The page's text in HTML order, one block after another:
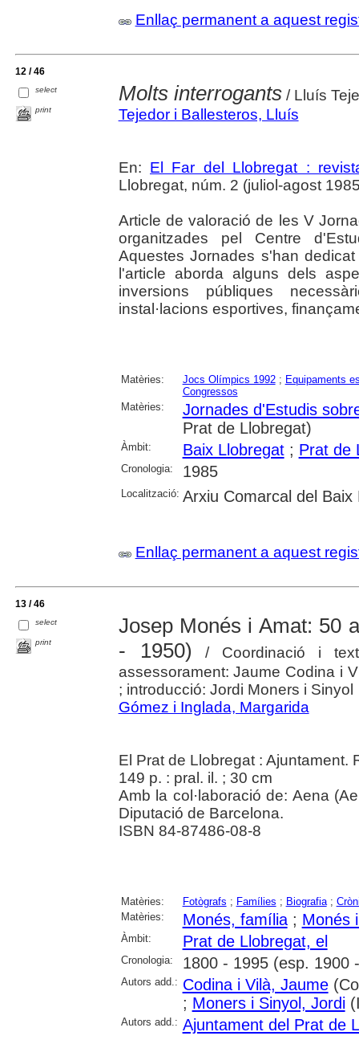
Enllaç permanent a aquest
12 / 46
select
print
Molts interrogants/ Lluís
Tejedor i Ballesteros, Lluís
En: El Far del Llobregat :
Llobregat, núm. 2 (juliol-agost
Article de valoració de les V
organitzades pel Centre
Aquestes Jornades s'han
l'article aborda alguns dels
inversions públiques
instal·lacions esportives,
Matèries: Jocs Olímpics 1992; Equipaments
Congressos
Matèries:
Jornades d'Estudis
Prat de Llobregat)
Àmbit: Baix Llobregat; Prat de
Cronologia: 1985
Localització: Arxiu Comarcal del Baix
Enllaç permanent a aquest
13 / 46
select
print
Josep Monés i Amat: 50
- 1950) / Coordinació i
assessorament: Jaume Codina i
; introducció: Jordi Moners i Sinyol
Gómez i Inglada, Margarida
El Prat de Llobregat : Ajuntament.
149 p. : pral. il. ; 30 cm
Amb la col·laboració de: Aena
Diputació de Barcelona.
ISBN 84-87486-08-8
Matèries: Fotògrafs ; Famílies ; Biografia;
Matèries:
Monés, família; Monés
Àmbit: Prat de Llobregat, el
Cronologia: 1800 - 1995 (esp. 1900
Autors add.: Codina i Vilà, Jaume
; Moners i Sinyol, Jordi
Autors add.: Ajuntament del Prat de